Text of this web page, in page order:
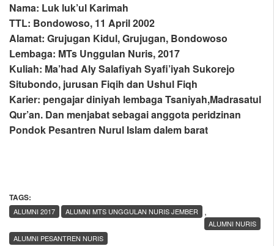
Nama: Luk luk’ul Karimah
TTL: Bondowoso, 11 April 2002
Alamat: Grujugan Kidul, Grujugan, Bondowoso
Lembaga: MTs Unggulan Nuris, 2017
Kuliah: Ma’had Aly Salafiyah Syafi’iyah Sukorejo
Situbondo, jurusan Fiqih dan Ushul Fiqh
Karier: pengajar diniyah lembaga Tsaniyah,Madrasatul
Qur’an. Dan menjabat sebagai anggota peridzinan
Pondok Pesantren Nurul Islam dalem barat
TAGS:
,
ALUMNI 2017
ALUMNI MTS UNGGULAN NURIS JEMBER
ALUMNI NURIS
ALUMNI PESANTREN NURIS